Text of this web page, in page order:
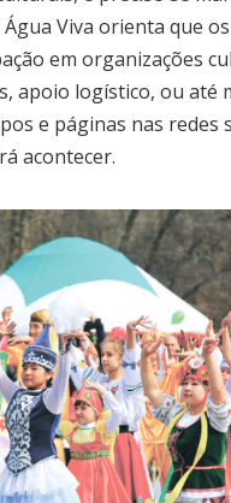
Viva orienta que
em organizações
apoio logístico, ou até
e páginas nas redes
acontecer.